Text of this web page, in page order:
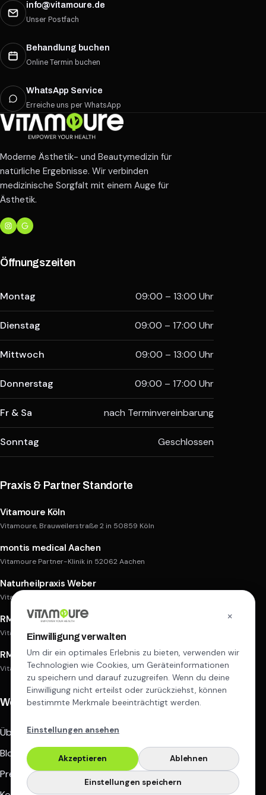
info@vitamoure.de
Unser Postfach
Behandlung buchen
Online Termin buchen
WhatsApp Service
Erreiche uns per WhatsApp
Moderne Ästhetik- und Beautymedizin für
natürliche Ergebnisse. Wir verbinden
medizinische Sorgfalt mit einem Auge für
Ästhetik.
Öffnungszeiten
Montag 09:00 – 13:00 Uhr
Dienstag 09:00 – 17:00 Uhr
Mittwoch 09:00 – 13:00 Uhr
Donnerstag 09:00 – 17:00 Uhr
Fr & Sa nach Terminvereinbarung
Sonntag Geschlossen
Praxis & Partner Standorte
Vitamoure Köln
Vitamoure, Brauweilerstraße 2 in 50859 Köln
montis medical Aachen
Vitamoure Partner-Klinik in 52062 Aachen
Naturheilpraxis Weber
Vitamoure Partner-Praxis in 50668 Köln
RM Aesthetic Köln
Vitamoure Partner-Praxis in 51105 Köln
RM Aesthetic Goch
Vitamoure Partner-Praxis in 47574 Goch
Weitere Links
Über uns
Blog
Preisliste
×
Einwilligung verwalten
Um dir ein optimales Erlebnis zu bieten, verwenden wir
Technologien wie Cookies, um Geräteinformationen
zu speichern und darauf zuzugreifen. Wenn du deine
Einwilligung nicht erteilst oder zurückziehst, können
bestimmte Merkmale beeinträchtigt werden.
Einstellungen ansehen
Akzeptieren Ablehnen
Einstellungen speichern